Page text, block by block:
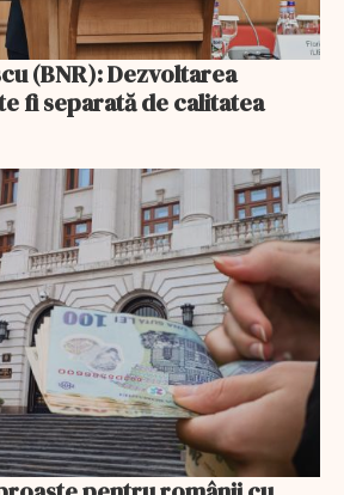
(BNR): Dezvoltarea
fi separată de calitatea